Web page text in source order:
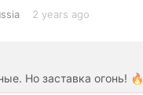
2 years ago
Но заставка огонь! 🔥